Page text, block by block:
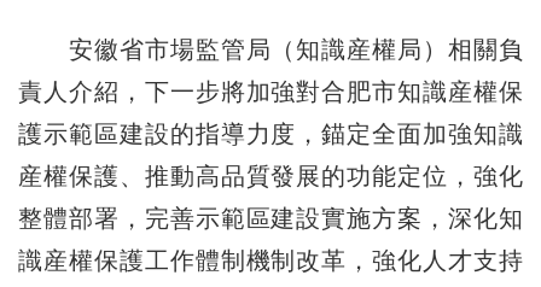
安徽省市場監管局（知識産權局）相關負
責人介紹，下一步將加強對合肥市知識産權保
護示範區建設的指導力度，錨定全面加強知識
産權保護、推動高品質發展的功能定位，強化
整體部署，完善示範區建設實施方案，深化知
識産權保護工作體制機制改革，強化人才支持